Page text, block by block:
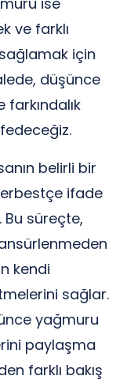
ve farklı
için
düşünce
belirli bir
ifade
süreçte,
kendi
sağlar.
yağmuru
paylaşma
farklı bakış